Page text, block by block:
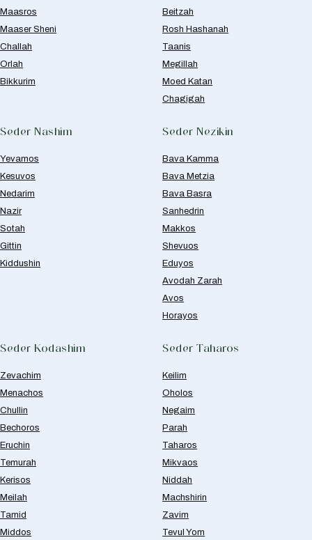
Maasros
Maaser Sheni
Challah
Orlah
Bikkurim
Beitzah
Rosh Hashanah
Taanis
Megillah
Moed Katan
Chagigah
Seder Nashim
Yevamos
Kesuvos
Nedarim
Nazir
Sotah
Gittin
Kiddushin
Seder Nezikin
Bava Kamma
Bava Metzia
Bava Basra
Sanhedrin
Makkos
Shevuos
Eduyos
Avodah Zarah
Avos
Horayos
Seder Kodashim
Zevachim
Menachos
Chullin
Bechoros
Eruchin
Temurah
Kerisos
Meilah
Tamid
Middos
Seder Taharos
Keilim
Oholos
Negaim
Parah
Taharos
Mikvaos
Niddah
Machshirin
Zavim
Tevul Yom